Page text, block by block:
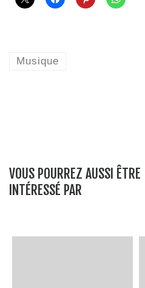
Musique
VOUS POURREZ AUSSI ÊTRE
INTÉRESSÉ PAR